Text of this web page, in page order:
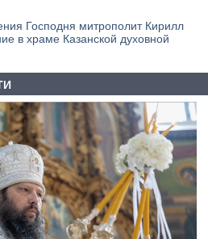
Господня митрополит Кирилл
в храме Казанской духовной